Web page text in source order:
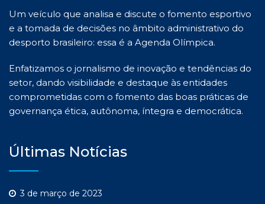
Um veículo que analisa e discute o fomento esportivo
e a tomada de decisões no âmbito administrativo do
desporto brasileiro: essa é a Agenda Olímpica.
Enfatizamos o jornalismo de inovação e tendências do
setor, dando visibilidade e destaque às entidades
comprometidas com o fomento das boas práticas de
governança ética, autônoma, íntegra e democrática.
Últimas Notícias
3 de março de 2023